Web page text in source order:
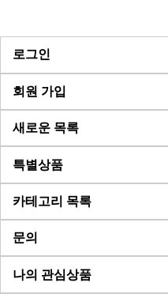
로그인
회원 가입
새로운 목록
특별상품
카테고리 목록
문의
나의 관심상품